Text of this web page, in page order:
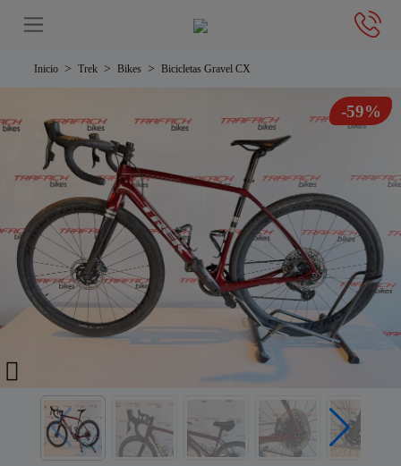
Inicio Trek Bikes Bicicletas Gravel CX
-59%